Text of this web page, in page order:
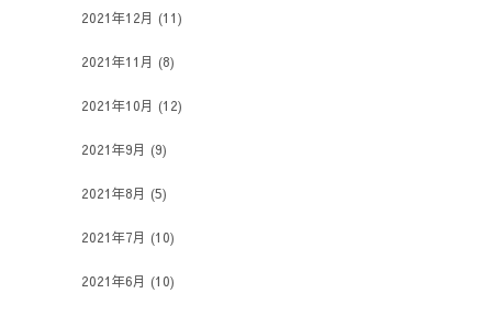
2021年12月 (11)
2021年11月 (8)
2021年10月 (12)
2021年9月 (9)
2021年8月 (5)
2021年7月 (10)
2021年6月 (10)